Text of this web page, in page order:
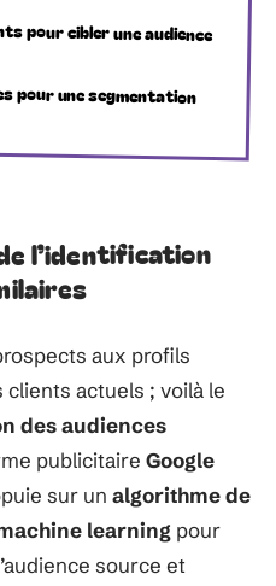
pour cibler une audience
pour une segmentation
l’identification
aux profils
actuels ; voilà le
des audiences
publicitaire Google
sur un algorithme de
learning pour
source et